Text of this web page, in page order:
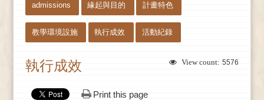
admissions 緣起與目的 計畫特色
教學環境設施 執行成效 活動紀錄
View count: 5576
執行成效
Print this page